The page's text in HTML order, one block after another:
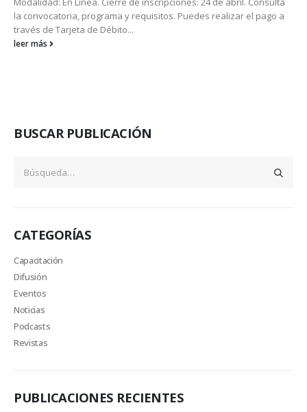
la convocatoria, programa y requisitos. Puedes realizar el pago a
través de Tarjeta de Débito...
leer más
BUSCAR PUBLICACIÓN
CATEGORÍAS
Capacitación
Difusión
Eventos
Noticias
Podcasts
Revistas
PUBLICACIONES RECIENTES